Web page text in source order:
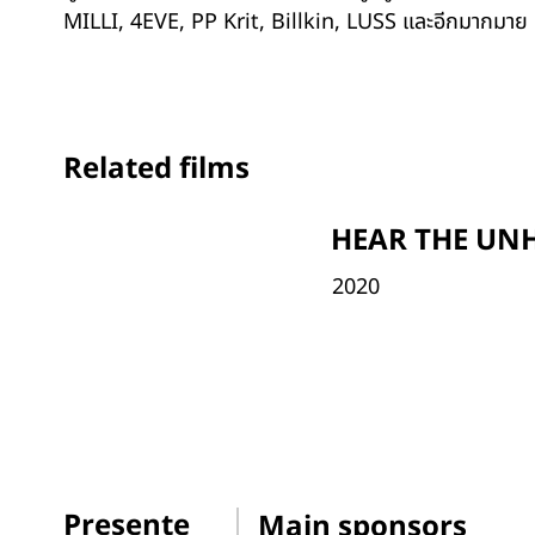
MILLI, 4EVE, PP Krit, Billkin, LUSS และอีกมากมาย
Related films
HEAR THE
2020